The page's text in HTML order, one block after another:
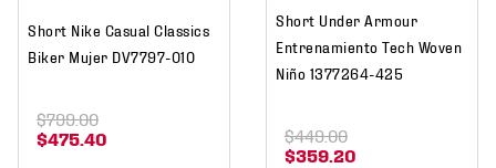
Short Nike Casual Classics
Biker Mujer DV7797-010
$475.40
$799.00
Short Under Armour
Entrenamiento Tech Woven
Niño 1377264-425
$359.20
$449.00